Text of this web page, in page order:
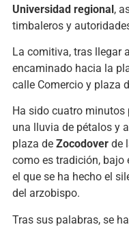
Universidad regional,
timbaleros y
La comitiva, tras llegar
encaminado hacia la
calle Comercio y plaza
Ha sido cuatro
una lluvia de pétalos y
plaza de Zocodoverde
como es tradición, bajo
el que se ha hecho el
del arzobispo.
Tras sus palabras, se